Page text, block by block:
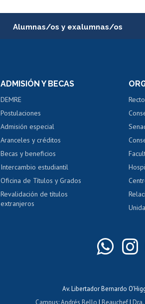
Alumnas/os y exalumnas/os
Consulta y certificado de notas
Servicio médico y dental
Pago de arancel y crédito alumnos
Pago de arancel y crédito exalumnos
Certificado de títulos y grados
ADMISIÓN Y BECAS
DEMRE
Postulaciones
Admisión especial
Aranceles y créditos
Becas y beneficios
Intercambio estudiantil
Oficina de Títulos y Grados
Revalidación de títulos
extranjeros
Av. Libertador Bernardo
Campus:Andrés Bello | Beauchef|